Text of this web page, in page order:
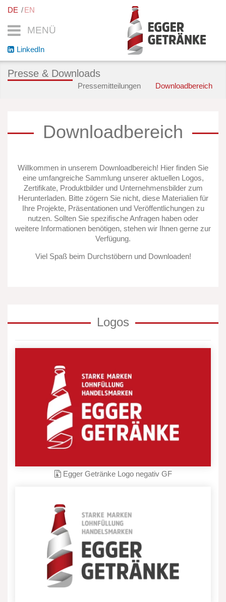
MENÜ
DE EN
LinkedIn
Presse & Downloads
Pressemitteilungen Downloadbereich
Downloadbereich
Willkommen in unserem Downloadbereich! Hier finden Sie
eine umfangreiche Sammlung unserer aktuellen Logos,
Zertifikate, Produktbilder und Unternehmensbilder zum
Herunterladen. Bitte zögern Sie nicht, diese Materialien für
Ihre Projekte, Präsentationen und Veröffentlichungen zu
nutzen. Sollten Sie spezifische Anfragen haben oder
weitere Informationen benötigen, stehen wir Ihnen gerne zur
Verfügung.
Viel Spaß beim Durchstöbern und Downloaden!
Logos
Egger Getränke Logo negativ GF